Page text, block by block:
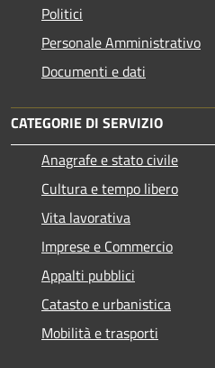
Politici
Personale Amministrativo
Documenti e dati
CATEGORIE DI SERVIZIO
Anagrafe e stato civile
Cultura e tempo libero
Vita lavorativa
Imprese e Commercio
Appalti pubblici
Catasto e urbanistica
Mobilità e trasporti